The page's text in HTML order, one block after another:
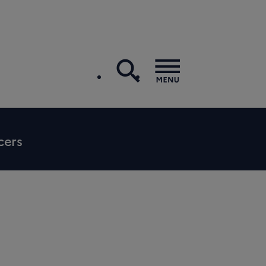
recherche
Menu